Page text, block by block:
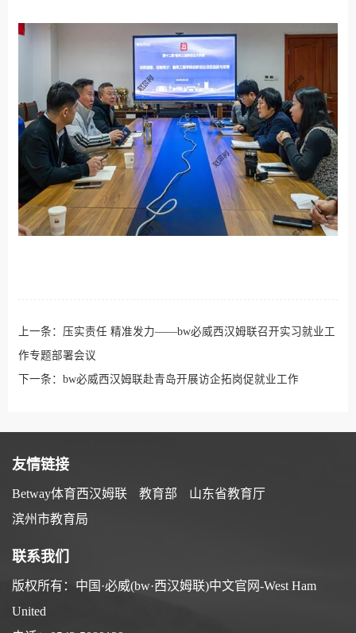
上一条： 压实责任 精准发力——bw必威西汉姆联召开实习就业工
作专题部署会议
下一条： bw必威西汉姆联赴青岛开展访企拓岗促就业工作
友情链接
Betway体育西汉姆联 教育部
山东省教育厅
滨州市教育局
联系我们
版权所有：中国·必威(bw·西汉姆联)中文官网-West Ham
United